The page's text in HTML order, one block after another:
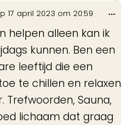
17 april 2023 om 20:59
helpen alleen kan ik
kunnen. Ben een
leeftijd die een
te chillen en relaxen
Trefwoorden, Sauna,
lichaam dat graag
...